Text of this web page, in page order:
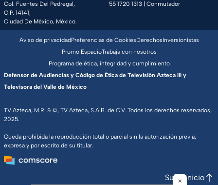
Col. Fuentes Del Pedregal,
C.P. 14141,
Ciudad De México, México.
55 1720 1313 | Conmutador
TV Azteca, M.R. & ©, TV Azteca, S.A.B. de C.V. Todos los derechos reservados,
2025.
Queda prohibida la reproducción total o parcial sin la autorización previa,
expresa y por escrito de su titular.
Aviso de privacidadPreferencias de CookiesDerechosInversionistas
Promo EspacioTrabaja con nosotros
Programa de ética, integridad y cumplimiento
Defensor de Audiencias y Código de Ética de Televisión Azteca III y
Televisora del Valle de México
Subir inicio